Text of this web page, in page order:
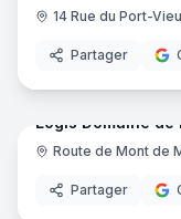
14 Rue du Port-
Partager
Logis Domaine de
Route de Mont de
Partager